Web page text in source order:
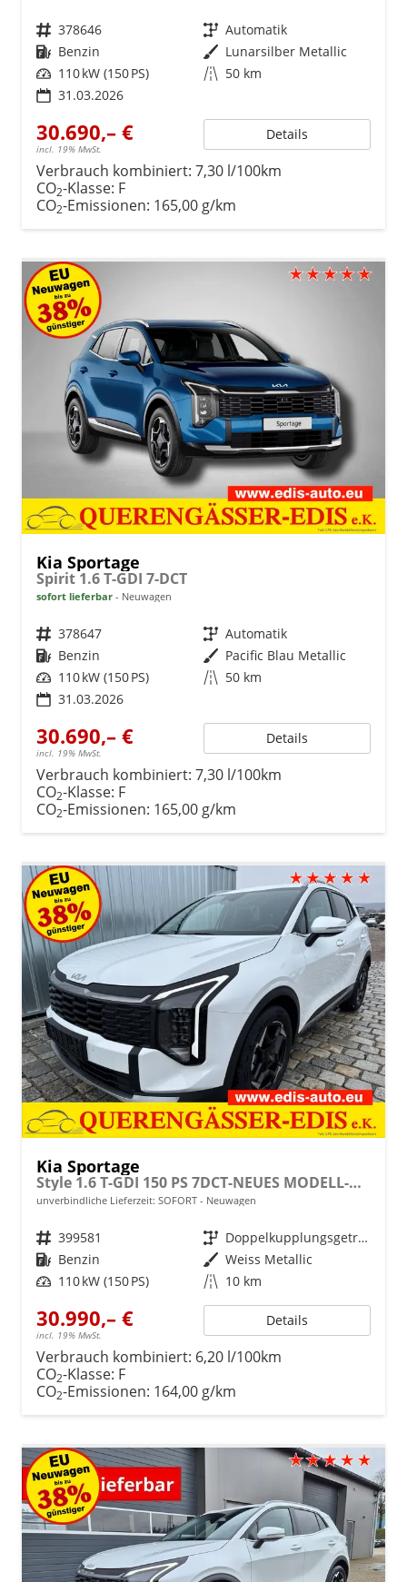
Fahrzeugnr. 378646 Getriebe Automatik
Kraftstoff Benzin Außenfarbe Lunarsilber Metallic
Leistung 110 kW (150 PS) Kilometerstand 50 km
31.03.2026
30.690,– €
incl. 19% MwSt.
Details
Verbrauch kombiniert: 7,30 l/100km
CO2-Klasse: F
CO2-Emissionen: 165,00 g/km
Kia Sportage
Spirit 1.6 T-GDI 7-DCT
sofort lieferbar Neuwagen
Fahrzeugnr. 378647 Getriebe Automatik
Kraftstoff Benzin Außenfarbe Pacific Blau Metallic
Leistung 110 kW (150 PS) Kilometerstand 50 km
31.03.2026
30.690,– €
incl. 19% MwSt.
Details
Verbrauch kombiniert: 7,30 l/100km
CO2-Klasse: F
CO2-Emissionen: 165,00 g/km
Kia Sportage
Style 1.6 T-GDI 150 PS 7DCT-NEUES MODELL-Navi 12,3 Zoll-ACC-Rückfahrkamera-Teilleder-el. Sitze-Klimaautomatik-4xSHZ-LED-18''Alu-Sofort
unverbindliche Lieferzeit: SOFORT Neuwagen
Fahrzeugnr. 399581 Getriebe
Doppelkupplungsgetriebe (DSG)
Kraftstoff Benzin Außenfarbe Weiss Metallic
Leistung 110 kW (150 PS) Kilometerstand 10 km
30.990,– €
incl. 19% MwSt.
Details
Verbrauch kombiniert: 6,20 l/100km
CO2-Klasse: F
CO2-Emissionen: 164,00 g/km